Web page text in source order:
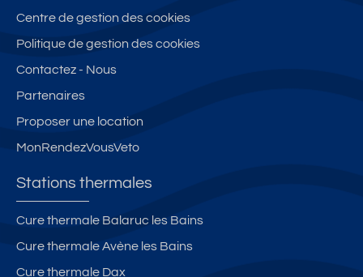
Centre de gestion des cookies
Politique de gestion des cookies
Contactez - Nous
Partenaires
Proposer une location
MonRendezVousVeto
Stations thermales
Cure thermale Balaruc les Bains
Cure thermale Avène les Bains
Cure thermale Dax